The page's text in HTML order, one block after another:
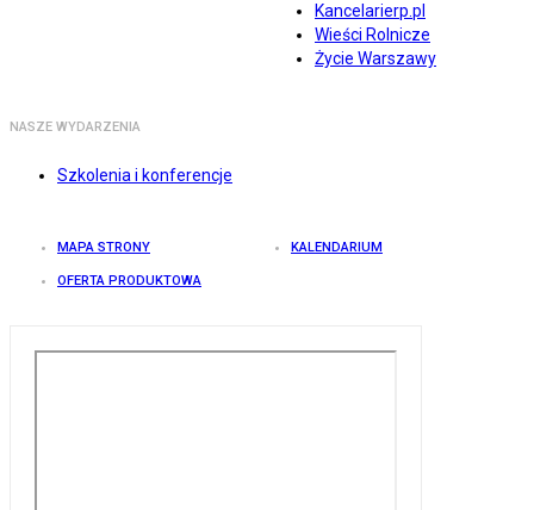
Kancelarierp.pl
Wieści Rolnicze
Życie Warszawy
NASZE WYDARZENIA
Szkolenia i konferencje
MAPA STRONY KALENDARIUM
OFERTA PRODUKTOWA